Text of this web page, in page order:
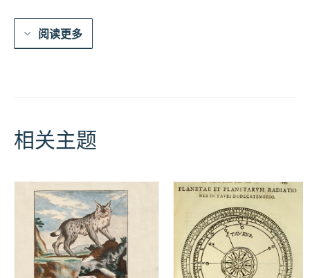
阅读更多
相关主题